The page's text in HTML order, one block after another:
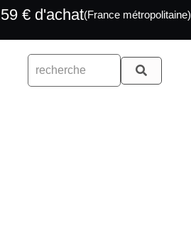
€ d'achat(France métropolitaine)